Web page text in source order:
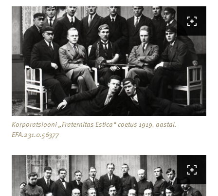
Korporatsiooni „Fraternitas Estica“ coetus 1919. aastal.
EFA.231.0.56377